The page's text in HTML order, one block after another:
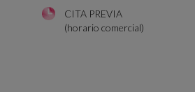
CITA PREVIA
(horario comercial)